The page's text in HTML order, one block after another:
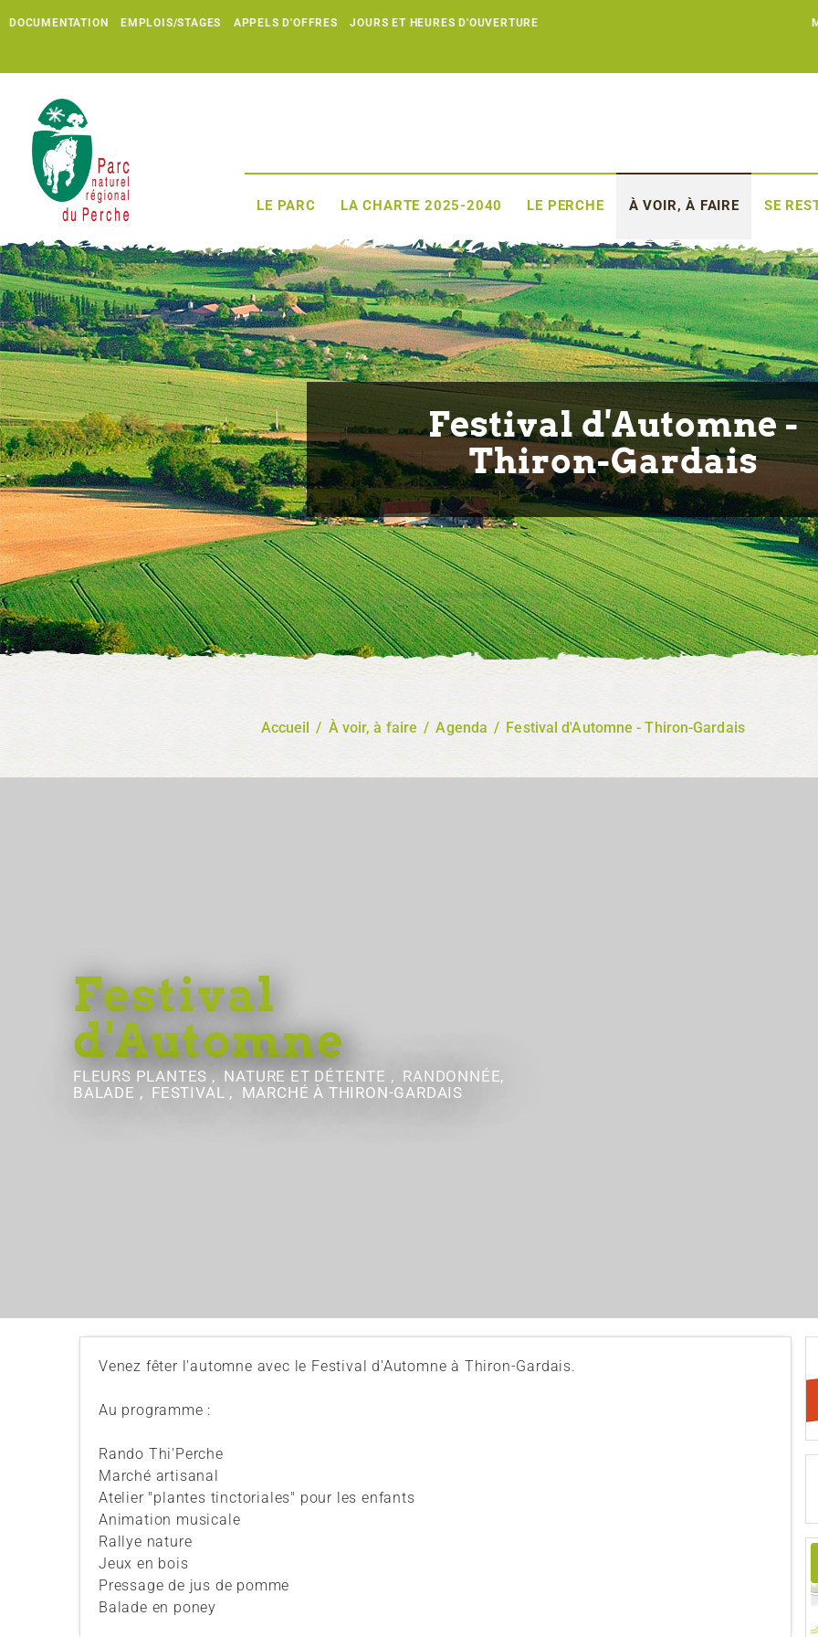
DOCUMENTATION EMPLOIS/STAGES APPELS D'OFFRES JOURS ET HEURES D'OUVERTURE
LE PARC LA CHARTE 2025-2040 LE PERCHE À VOIR, À FAIRE SE
Festival d'Automne -
Thiron-Gardais
Accueil / À voir, à faire / Agenda / Festival d'Automne - Thiron-Gardais
Festival
d'Automne
FLEURS PLANTES , NATURE ET DÉTENTE , RANDONNÉE,
BALADE , FESTIVAL , MARCHÉ À THIRON-GARDAIS
Venez fêter l'automne avec le Festival d'Automne à Thiron-Gardais.
Au programme :
Rando Thi'Perche
Marché artisanal
Atelier "plantes tinctoriales" pour les enfants
Animation musicale
Rallye nature
Jeux en bois
Pressage de jus de pomme
Balade en poney